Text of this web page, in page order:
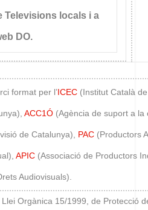
Televisions locals i a
DO.
format per l’ICEC(Institut Català
ACC1Ó(Agència de suport a la
de Catalunya), PAC(Productors
APIC(Associació de Productors
Audiovisuals).
Orgànica 15/1999, de Protecció